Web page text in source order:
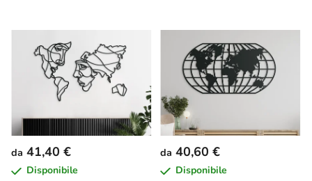
da 41,40 €
Disponibile
da 40,60 €
Disponibile